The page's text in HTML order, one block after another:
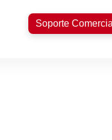
Soporte Comercial